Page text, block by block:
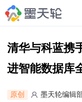
清华与科蓝携
进智能数据库
原创 墨天轮编辑